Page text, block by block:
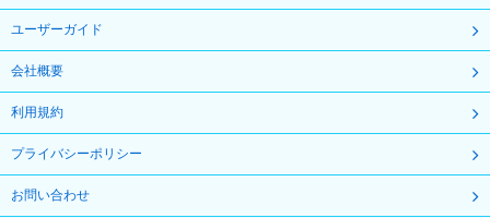
ユーザーガイド
会社概要
利用規約
プライバシーポリシー
お問い合わせ